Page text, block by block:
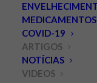
MEDICAMENTOS
COVID-19
ARTIGOS
NOTÍCIAS
VIDEOS
Em 2009 tive a
por você no
acabara de lançar
resultado de 8